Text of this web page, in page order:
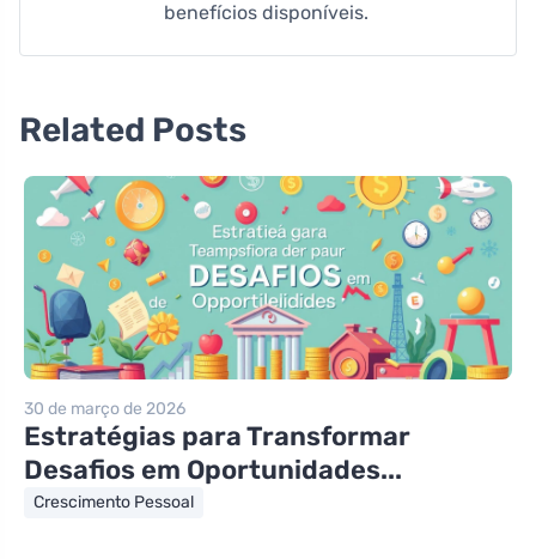
benefícios disponíveis.
Related Posts
30 de março de 2026
Estratégias para Transformar
Desafios em Oportunidades...
Crescimento Pessoal